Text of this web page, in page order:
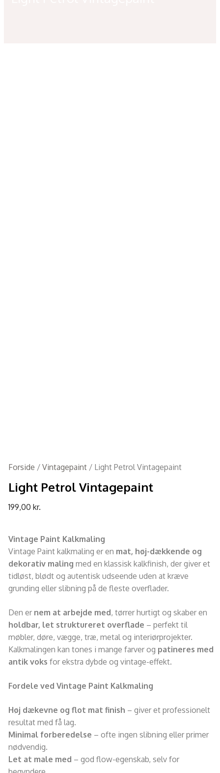
Forside / Vintagepaint/ Light Petrol Vintagepaint
Light Petrol Vintagepaint
199,00 kr.
Vintage Paint Kalkmaling
Vintage Paint kalkmaling er en mat, høj-dækkende og
dekorativ maling med en klassisk kalkfinish, der giver et
tidløst, blødt og autentisk udseende uden at kræve
grunding eller slibning på de fleste overflader.
Den er nem at arbejde med, tørrer hurtigt og skaber en
holdbar, let struktureret overflade – perfekt til
møbler, døre, vægge, træ, metal og interiørprojekter.
Kalkmalingen kan tones i mange farver og patineres med
antik voks for ekstra dybde og vintage-effekt.
Fordele ved Vintage Paint Kalkmaling
Høj dækevne og flot mat finish – giver et professionelt
resultat med få lag.
Minimal forberedelse – ofte ingen slibning eller primer
nødvendig.
Let at male med – god flow-egenskab, selv for